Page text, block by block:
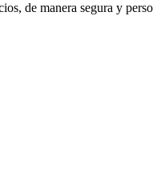
de manera segura y